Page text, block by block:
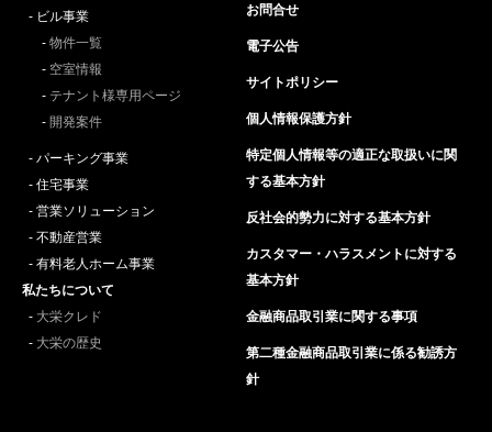
ビル事業
物件一覧
空室情報
テナント様専用ページ
開発案件
パーキング事業
住宅事業
営業ソリューション
不動産営業
有料老人ホーム事業
私たちについて
大栄クレド
大栄の歴史
お問合せ
電子公告
サイトポリシー
個人情報保護方針
特定個人情報等の適正な取扱いに関
する基本方針
反社会的勢力に対する基本方針
カスタマー・ハラスメントに対する
基本方針
金融商品取引業に関する事項
第二種金融商品取引業に係る勧誘方
針